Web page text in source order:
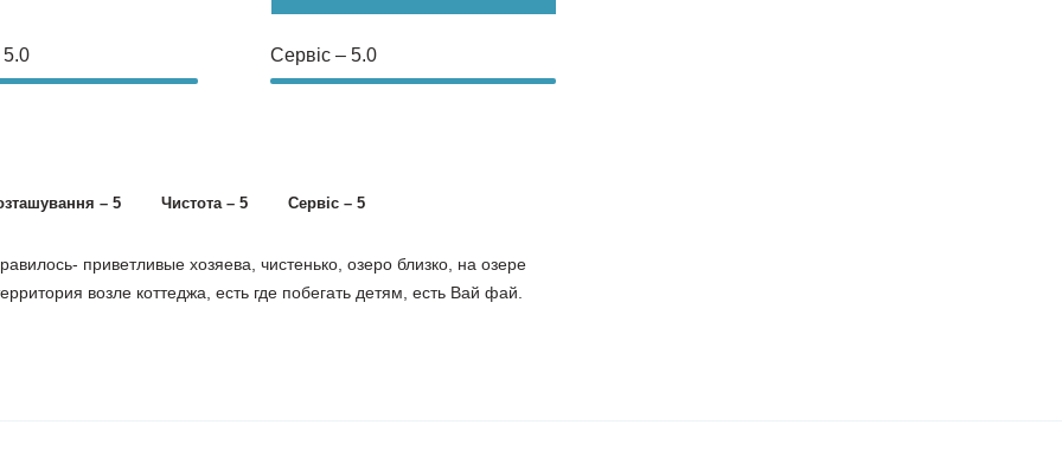
5.0 Сервіс – 5.0
– 5 Чистота – 5 Сервіс – 5
приветливые хозяева, чистенько, озеро близко, на озере
возле коттеджа, есть где побегать детям, есть Вай фай.